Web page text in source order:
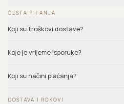
ČESTA PITANJA
Koji su troškovi dostave?
Koje je vrijeme isporuke?
Koji su načini plaćanja?
DOSTAVA I ROKOVI